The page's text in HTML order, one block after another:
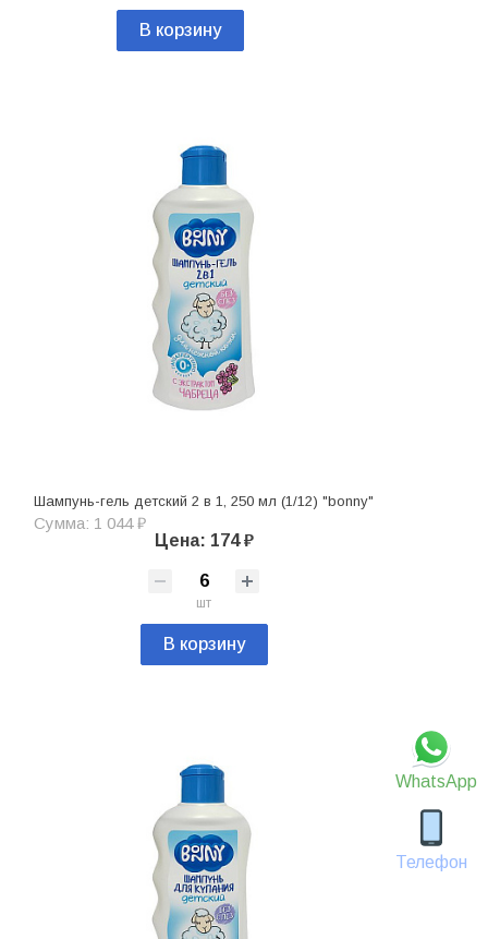
WhatsApp
Телефон
В корзину
Шампунь-гель детский 2 в 1, 250 мл (1/12) "bonny"
Сумма: 1 044 ₽
Цена: 174 ₽
шт
В корзину